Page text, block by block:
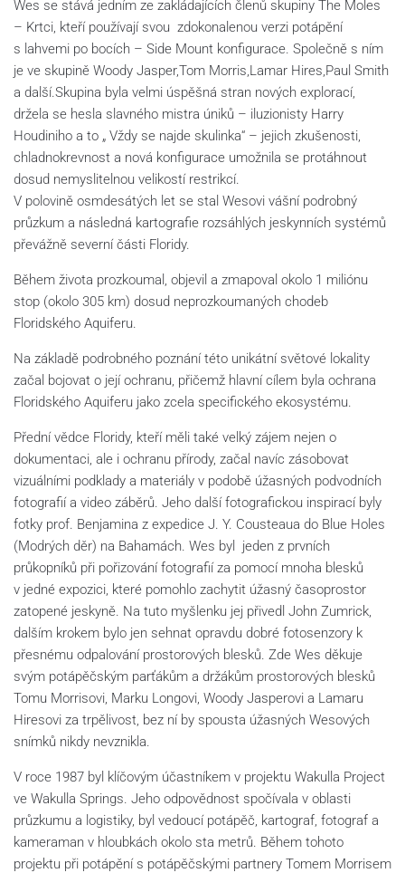
Wes se stává jedním ze zakládajících členů skupiny The Moles
– Krtci, kteří používají svou zdokonalenou verzi potápění
s lahvemi po bocích – Side Mount konfigurace. Společně s ním
je ve skupině Woody Jasper,Tom Morris,Lamar Hires,Paul Smith
a další.Skupina byla velmi úspěšná stran nových explorací,
držela se hesla slavného mistra úniků – iluzionisty Harry
Houdiniho a to „ Vždy se najde skulinka“ – jejich zkušenosti,
chladnokrevnost a nová konfigurace umožnila se protáhnout
dosud nemyslitelnou velikostí restrikcí.
V polovině osmdesátých let se stal Wesovi vášní podrobný
průzkum a následná kartografie rozsáhlých jeskynních systémů
převážně severní části Floridy.
Během života prozkoumal, objevil a zmapoval okolo 1 miliónu
stop (okolo 305 km) dosud neprozkoumaných chodeb
Floridského Aquiferu.
Na základě podrobného poznání této unikátní světové lokality
začal bojovat o její ochranu, přičemž hlavní cílem byla ochrana
Floridského Aquiferu jako zcela specifického ekosystému.
Přední vědce Floridy, kteří měli také velký zájem nejen o
dokumentaci, ale i ochranu přírody, začal navíc zásobovat
vizuálními podklady a materiály v podobě úžasných podvodních
fotografií a video záběrů. Jeho další fotografickou inspirací byly
fotky prof. Benjamina z expedice J. Y. Cousteaua do Blue Holes
(Modrých děr) na Bahamách. Wes byl jeden z prvních
průkopníků při pořizování fotografií za pomocí mnoha blesků
v jedné expozici, které pomohlo zachytit úžasný časoprostor
zatopené jeskyně. Na tuto myšlenku jej přivedl John Zumrick,
dalším krokem bylo jen sehnat opravdu dobré fotosenzory k
přesnému odpalování prostorových blesků. Zde Wes děkuje
svým potápěčským parťákům a držákům prostorových blesků
Tomu Morrisovi, Marku Longovi, Woody Jasperovi a Lamaru
Hiresovi za trpělivost, bez ní by spousta úžasných Wesových
snímků nikdy nevznikla.
V roce 1987 byl klíčovým účastníkem v projektu Wakulla Project
ve Wakulla Springs. Jeho odpovědnost spočívala v oblasti
průzkumu a logistiky, byl vedoucí potápěč, kartograf, fotograf a
kameraman v hloubkách okolo sta metrů. Během tohoto
projektu při potápění s potápěčskými partnery Tomem Morrisem